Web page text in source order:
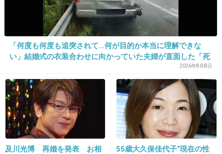
1件の返信
+2
被害者とその遺族はもはや念頭に無いのか？
何なんだ、こいつら
+19
「何度も何度も追突されて…何が目的か本当に理解できな
い」結婚式の衣装合わせに向かっていた夫婦が直面した「死
2026年8月8日
及川光博 再婚を発表 お相
55歳大久保佳代子“現在の性